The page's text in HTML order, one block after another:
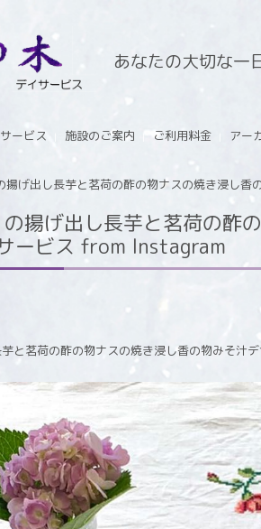
あなたの大切な一
ービス 施設のご案内 ご利用料金 アー
揚げ出し長芋と茗荷の酢の物ナスの焼き浸し
揚げ出し長芋と茗荷の
ービス from Instagram
と茗荷の酢の物ナスの焼き浸し香の物みそ汁